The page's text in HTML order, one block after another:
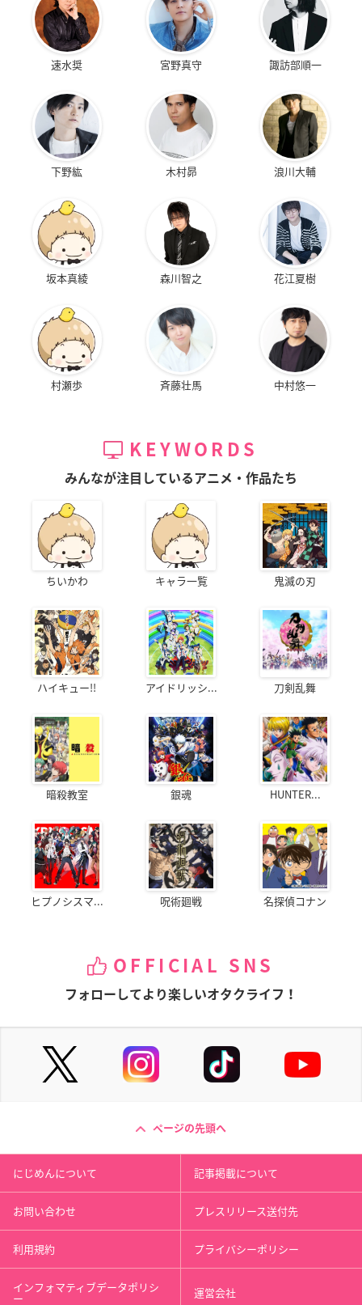
速水奨 宮野真守 諏訪部順一
下野紘 木村昴 浪川大輔
坂本真綾 森川智之 花江夏樹
村瀬歩 斉藤壮馬 中村悠一
KEYWORDS
みんなが注目しているアニメ・作品たち
ちいかわ キャラ一覧 鬼滅の刃
ハイキュー!! アイドリッシ... 刀剣乱舞
暗殺教室 銀魂 HUNTER...
ヒプノシスマ... 呪術廻戦 名探偵コナン
OFFICIAL SNS
フォローしてより楽しいオタクライフ！
ページの先頭へ
にじめんについて 記事掲載について
お問い合わせ プレスリリース送付先
利用規約 プライバシーポリシー
インフォマティブデータポリシ
ー 運営会社